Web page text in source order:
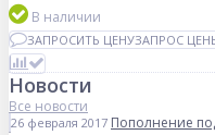
В наличии
ЗАПРОСИТЬ ЦЕНУЗАПРОС
Новости
Все новости
26 февраля 2017 Пополнение